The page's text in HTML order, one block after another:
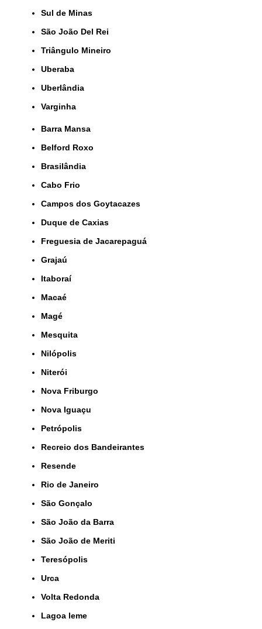
Sul de Minas
São João Del Rei
Triângulo Mineiro
Uberaba
Uberlândia
Varginha
Barra Mansa
Belford Roxo
Brasilândia
Cabo Frio
Campos dos Goytacazes
Duque de Caxias
Freguesia de Jacarepaguá
Grajaú
Itaboraí
Macaé
Magé
Mesquita
Nilópolis
Niterói
Nova Friburgo
Nova Iguaçu
Petrópolis
Recreio dos Bandeirantes
Resende
Rio de Janeiro
São Gonçalo
São João da Barra
São João de Meriti
Teresópolis
Urca
Volta Redonda
lagoa leme